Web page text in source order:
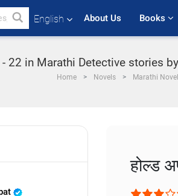
English About Us Books
22 in Marathi Detective stories
Home Novels Marathi
होल्ड